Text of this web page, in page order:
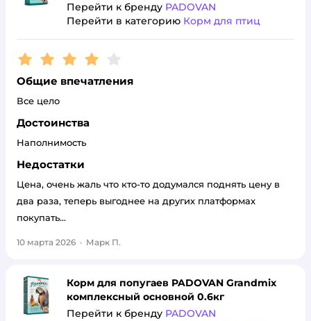
Перейти к бренду PADOVAN
Перейти в категорию Корм для птиц
Рейтинг:4
Общие впечатления
Все цело
Достоинства
Наполнимость
Недостатки
Цена, очень жаль что кто-то додумался поднять цену в
два раза, теперь выгоднее на других платформах
покупать...
10 марта 2026 · Марк П.
Корм для попугаев PADOVAN Grandmix
комплексный основной 0.6кг
Перейти к бренду PADOVAN